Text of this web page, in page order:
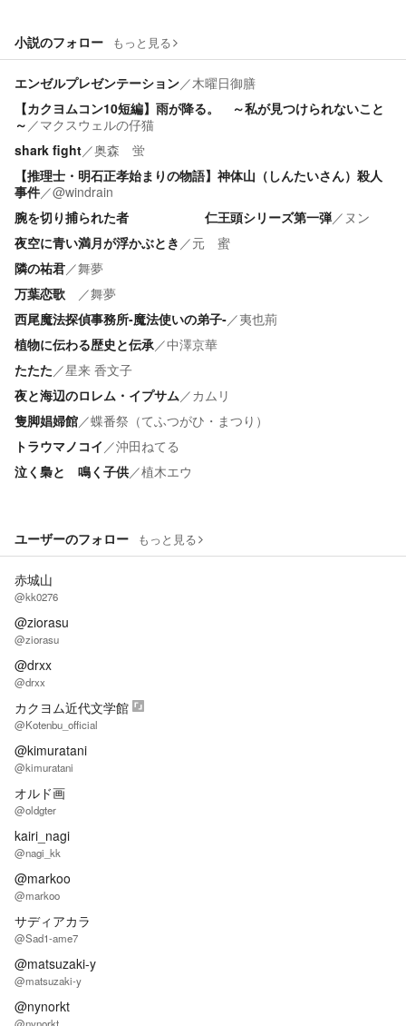
小説のフォロー もっと見る
エンゼルプレゼンテーション／木曜日御膳
【カクヨムコン10短編】雨が降る。 ～私が見つけられないこと
～ ／マクスウェルの仔猫
shark fight／奥森 蛍
【推理士・明石正孝始まりの物語】神体山（しんたいさん）殺人
事件／@windrain
腕を切り捕られた者 仁王頭シリーズ第一弾／ ヌン
夜空に青い満月が浮かぶとき ／元 蜜
隣の祐君／舞夢
万葉恋歌 ／舞夢
西尾魔法探偵事務所‐魔法使いの弟子‐／夷也荊
植物に伝わる歴史と伝承／中澤京華
たたた／星来 香文子
夜と海辺のロレム・イプサム／カムリ
隻脚娼婦館／蝶番祭（てふつがひ・まつり）
トラウマノコイ ／沖田ねてる
泣く梟と 鳴く子供／植木エウ
ユーザーのフォロー もっと見る
赤城山
@kk0276
@ziorasu
@ziorasu
@drxx
@drxx
カクヨム近代文学館
@Kotenbu_official
@kimuratani
@kimuratani
オルド画
@oldgter
kairi_nagi
@nagi_kk
@markoo
@markoo
サディアカラ
@Sad1-ame7
@matsuzaki-y
@matsuzaki-y
@nynorkt